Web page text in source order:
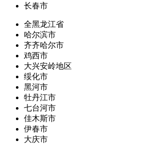
长春市
全黑龙江省
哈尔滨市
齐齐哈尔市
鸡西市
大兴安岭地区
绥化市
黑河市
牡丹江市
七台河市
佳木斯市
伊春市
大庆市